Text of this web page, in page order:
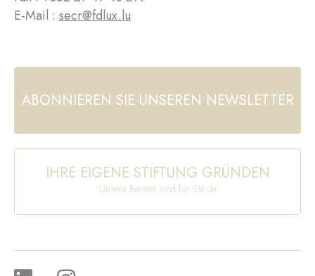
E-Mail : secr@fdlux.lu
ABONNIEREN SIE UNSEREN NEWSLETTER
IHRE EIGENE STIFTUNG GRÜNDEN
Unsere Berater sind für Sie da